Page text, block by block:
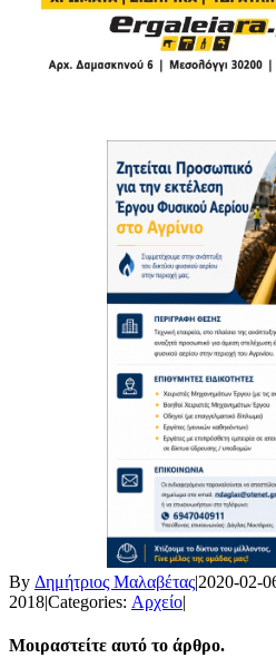
By Δημήτριος Μαλαβέτας|2020-02-
2018|Categories: Αρχείο|
Μοιραστείτε αυτό το άρθρο.